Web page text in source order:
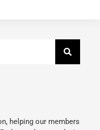
helping our members